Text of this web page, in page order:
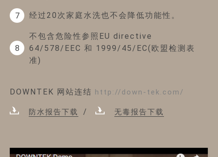
7 经过20次家庭水洗也不会降低功能性。
8
不包含危险性参照EU directive
64/578/EEC 和 1999/45/EC(欧盟检测表
准)
DOWNTEK 网站连结 http://down-tek.com/
防水报告下载 无毒报告下载